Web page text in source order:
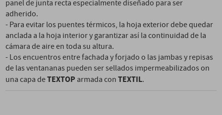
panel de junta recta especialmente diseñado para ser
adherido.
- Para evitar los puentes térmicos, la hoja exterior debe quedar
anclada a la hoja interior y garantizar así la continuidad de la
cámara de aire en toda su altura.
- Los encuentros entre fachada y forjado o las jambas y repisas
de las ventananas pueden ser sellados impermeabilizados on
una capa deTEXTOP armada conTEXTIL.